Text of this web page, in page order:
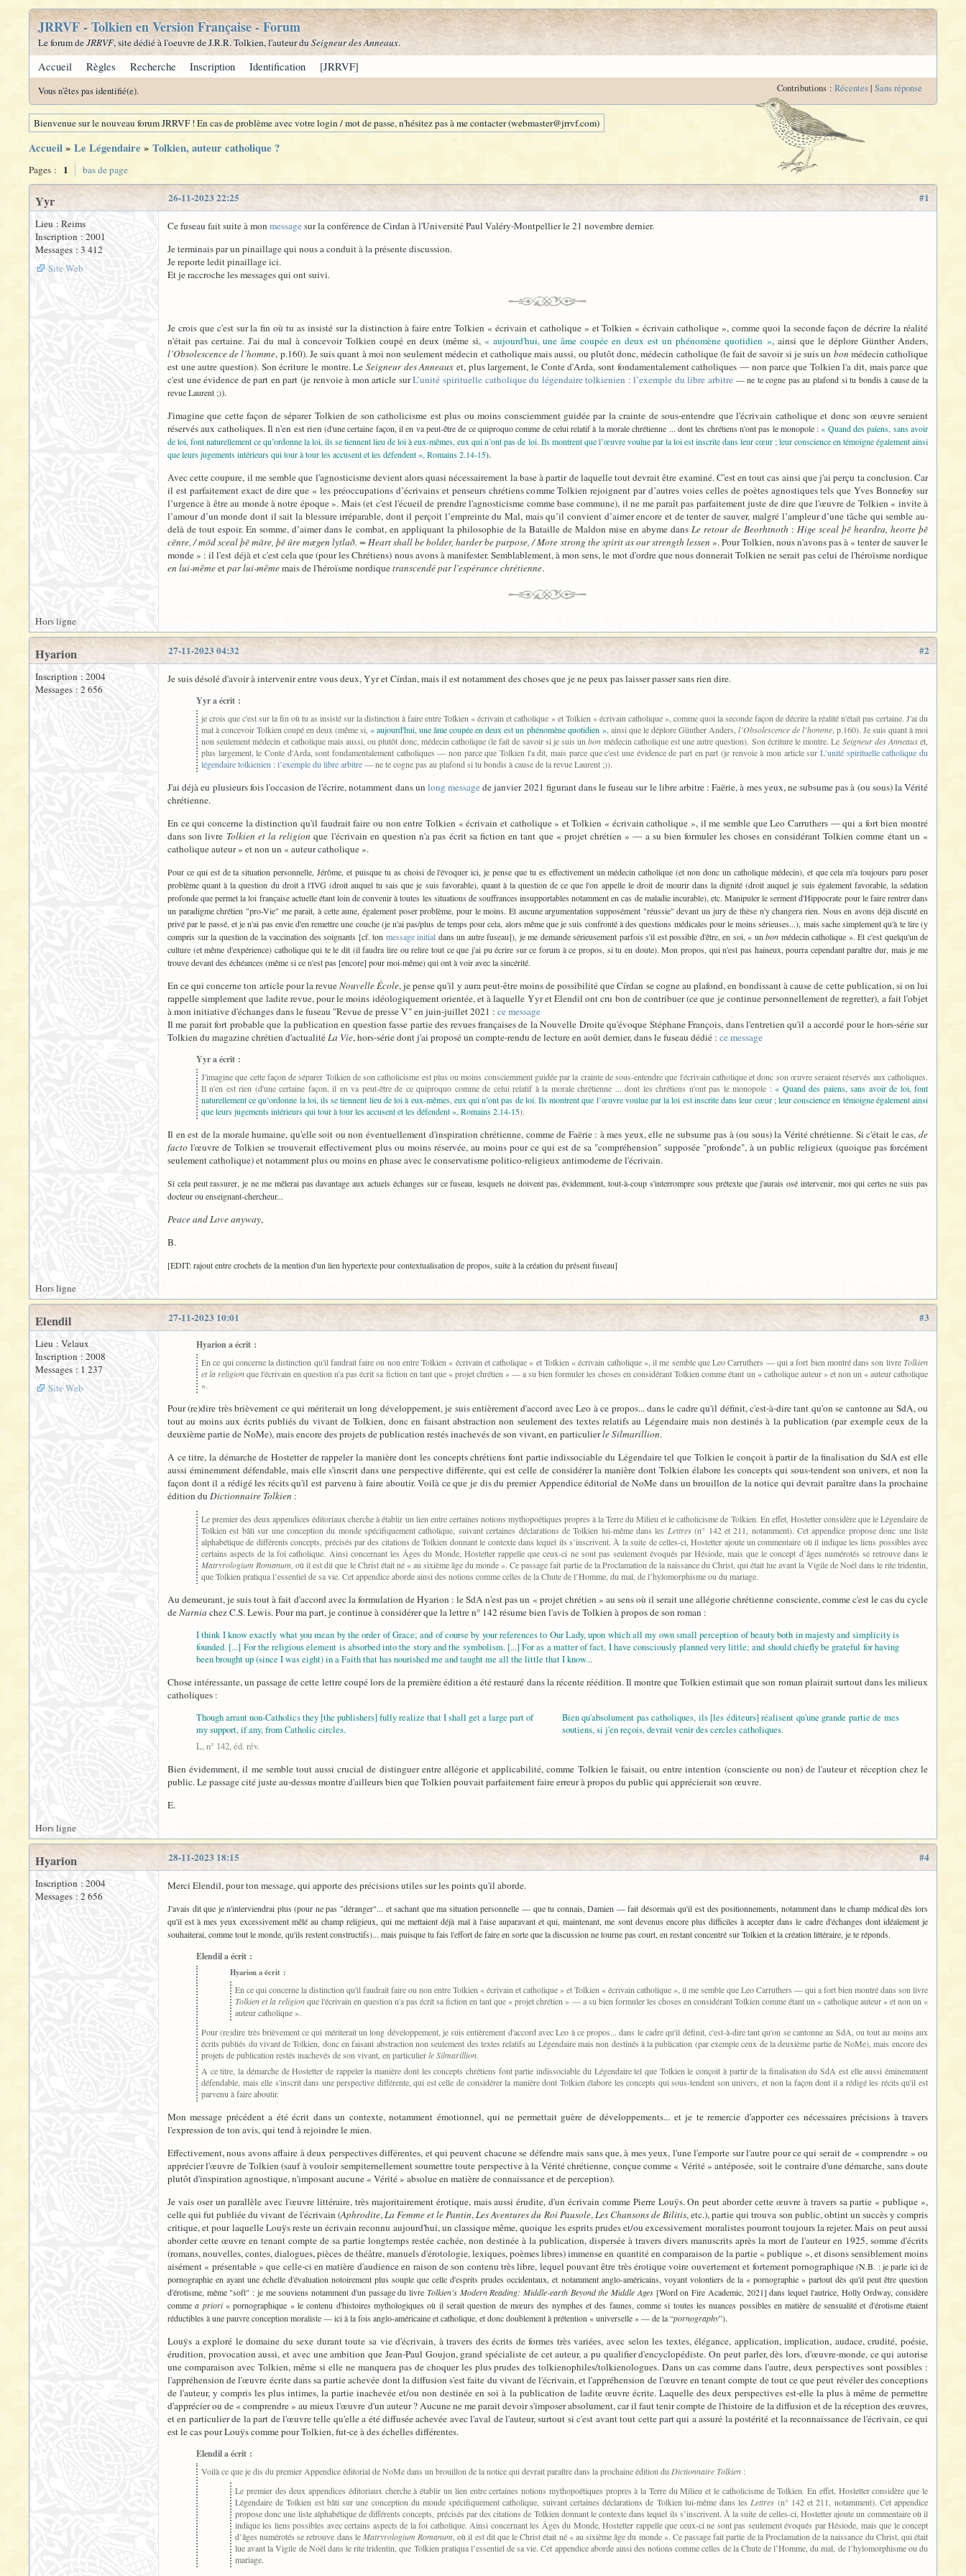
JRRVF - Tolkien en Version Française - Forum
Le forum deJRRVF, site dédié à l'oeuvre de J.R.R. Tolkien, l'auteur du Seigneur des Anneaux.
Accueil Règles Recherche Inscription Identification [JRRVF]
Vous n'êtes pas identifié(e). Contributions : Récentes| Sans réponse
Bienvenue sur le nouveau forum JRRVF ! En cas de problème avec votre login / mot de passe, n'hésitez pas à me contacter (webmaster@jrrvf.com)
Accueil» Le Légendaire » Tolkien, auteur catholique ?
Pages : 1 bas de page
#1
26-11-2023 22:25
Yyr
Lieu : Reims
Inscription : 2001
Messages : 3 412
Site Web
Ce fuseau fait suite à monmessagesur la conférence de Cirdan à l'Université Paul Valéry-Montpellier le 21 novembre dernier.
Je terminais par un pinaillage qui nous a conduit à la présente discussion.
Je reporte ledit pinaillage ici.
Et je raccroche les messages qui ont suivi.
Je crois que c'est sur la fin où tu as insisté sur la distinction à faire entre Tolkien « écrivain et catholique » et Tolkien « écrivain catholique », comme quoi la seconde façon de décrire la réalité
n'était pas certaine. J'ai du mal à concevoir Tolkien coupé en deux (même si, « aujourd'hui, une âme coupée en deux est un phénomène quotidien », ainsi que le déplore Günther Anders,
l’Obsolescence de l’homme, p.160). Je suis quant à moi non seulement médecin et catholique mais aussi, ou plutôt donc, médecin catholique (le fait de savoir si je suis un bon médecin catholique
est une autre question). Son écriture le montre. Le Seigneur des Anneaux et, plus largement, le Conte d'Arda, sont fondamentalement catholiques — non parce que Tolkien l'a dit, mais parce que
c'est une évidence de part en part (je renvoie à mon article surL’unité spirituelle catholique du légendaire tolkienien : l’exemple du libre arbitre — ne te cogne pas au plafond si tu bondis à cause de la
revue Laurent ;)).
J'imagine que cette façon de séparer Tolkien de son catholicisme est plus ou moins consciemment guidée par la crainte de sous-entendre que l'écrivain catholique et donc son œuvre seraient
réservés aux catholiques. Il n'en est rien(d'une certaine façon, il en va peut-être de ce quiproquo comme de celui relatif à la morale chrétienne ... dont les chrétiens n'ont pas le monopole :« Quand des païens, sans avoir
de loi, font naturellement ce qu’ordonne la loi, ils se tiennent lieu de loi à eux-mêmes, eux qui n’ont pas de loi. Ils montrent que l’œuvre voulue par la loi est inscrite dans leur cœur ; leur conscience en témoigne également ainsi
que leurs jugements intérieurs qui tour à tour les accusent et les défendent », Romains 2.14-15).
Avec cette coupure, il me semble que l'agnosticisme devient alors quasi nécessairement la base à partir de laquelle tout devrait être examiné. C'est en tout cas ainsi que j'ai perçu ta conclusion. Car
il est parfaitement exact de dire que « les préoccupations d’écrivains et penseurs chrétiens comme Tolkien rejoignent par d’autres voies celles de poètes agnostiques tels que Yves Bonnefoy sur
l’urgence à être au monde à notre époque ». Mais (et c'est l'écueil de prendre l'agnosticisme comme base commune), il ne me paraît pas parfaitement juste de dire que l'œuvre de Tolkien « invite à
l’amour d’un monde dont il sait la blessure irréparable, dont il perçoit l’empreinte du Mal, mais qu’il convient d’aimer encore et de tenter de sauver, malgré l’ampleur d’une tâche qui semble au-
delà de tout espoir. En somme, d’aimer dans le combat, en appliquant la philosophie de la Bataille de Maldon mise en abyme dansLe retour de Beorhtnoth : Hige sceal þē heardra, heorte þē
cēnre, / mōd sceal þē māre, þē ūre mægen lytlað. = Heart shall be bolder, harder be purpose, / More strong the spirit as our strength lessen ». Pour Tolkien, nous n'avons pas à « tenter de sauver le
monde » : il l'est déjà et c'est cela que (pour les Chrétiens) nous avons à manifester. Semblablement, à mon sens, le mot d'ordre que nous donnerait Tolkien ne serait pas celui de l'héroïsme nordique
en lui-mêmeetpar lui-mêmemais de l'héroïsme nordiquetranscendé par l'espérance chrétienne.
Hors ligne
#2
27-11-2023 04:32
Hyarion
Inscription : 2004
Messages : 2 656
Je suis désolé d'avoir à intervenir entre vous deux, Yyr et Círdan, mais il est notamment des choses que je ne peux pas laisser passer sans rien dire.
Yyr a écrit :
je crois que c'est sur la fin où tu as insisté sur la distinction à faire entre Tolkien « écrivain et catholique » et Tolkien « écrivain catholique », comme quoi la seconde façon de décrire la réalité n'était pas certaine. J'ai du
mal à concevoir Tolkien coupé en deux (même si,« aujourd'hui, une âme coupée en deux est un phénomène quotidien », ainsi que le déplore Günther Anders, l’Obsolescence de l’homme, p.160). Je suis quant à moi
non seulement médecin et catholique mais aussi, ou plutôt donc, médecin catholique (le fait de savoir si je suis unbon médecin catholique est une autre question). Son écriture le montre. Le Seigneur des Anneauxet,
plus largement, le Conte d'Arda, sont fondamentalement catholiques — non parce que Tolkien l'a dit, mais parce que c'est une évidence de part en part (je renvoie à mon article sur L’unité spirituelle catholique du
légendaire tolkienien : l’exemple du libre arbitre— ne te cogne pas au plafond si tu bondis à cause de la revue Laurent ;)).
J'ai déjà eu plusieurs fois l'occasion de l'écrire, notamment dans unlong messagede janvier 2021 figurant dans le fuseau sur le libre arbitre : Faërie, à mes yeux, ne subsume pas à (ou sous) la Vérité
chrétienne.
En ce qui concerne la distinction qu'il faudrait faire ou non entre Tolkien « écrivain et catholique » et Tolkien « écrivain catholique », il me semble que Leo Carruthers — qui a fort bien montré
dans son livre Tolkien et la religion que l'écrivain en question n'a pas écrit sa fiction en tant que « projet chrétien » — a su bien formuler les choses en considérant Tolkien comme étant un «
catholique auteur » et non un « auteur catholique ».
Pour ce qui est de ta situation personnelle, Jérôme, et puisque tu as choisi de l'évoquer ici, je pense que tu es effectivement un médecin catholique (et non donc un catholique médecin), et que cela m'a toujours paru poser
problème quant à la question du droit à l'IVG (droit auquel tu sais que je suis favorable), quant à la question de ce que l'on appelle le droit de mourir dans la dignité (droit auquel je suis également favorable, la sédation
profonde que permet la loi française actuelle étant loin de convenir à toutes les situations de souffrances insupportables notamment en cas de maladie incurable), etc. Manipuler le serment d'Hippocrate pour le faire rentrer dans
un paradigme chrétien "pro-Vie" me parait, à cette aune, également poser problème, pour le moins. Et aucune argumentation supposément "réussie" devant un jury de thèse n'y changera rien. Nous en avons déjà discuté en
privé par le passé, et je n'ai pas envie d'en remettre une couche (je n'ai pas/plus de temps pour cela, alors même que je suis confronté à des questions médicales pour le moins sérieuses...), mais sache simplement qu'à te lire (y
compris sur la question de la vaccination des soignants [cf. ton message initial dans un autre fuseau]), je me demande sérieusement parfois s'il est possible d'être, en soi, « unbon médecin catholique ». Et c'est quelqu'un de
culture (et même d'expérience) catholique qui te le dit (il faudra lire ou relire tout ce que j'ai pu écrire sur ce forum à ce propos, si tu en doute). Mon propos, qui n'est pas haineux, pourra cependant paraître dur, mais je me
trouve devant des échéances (même si ce n'est pas [encore] pour moi-même) qui ont à voir avec la sincérité.
En ce qui concerne ton article pour la revueNouvelle École, je pense qu'il y aura peut-être moins de possibilité que Círdan se cogne au plafond, en bondissant à cause de cette publication, si on lui
rappelle simplement que ladite revue, pour le moins idéologiquement orientée, et à laquelle Yyr et Elendil ont cru bon de contribuer (ce que je continue personnellement de regretter), a fait l'objet
à mon initiative d'échanges dans le fuseau "Revue de presse V" en juin-juillet 2021 : ce message
Il me parait fort probable que la publication en question fasse partie des revues françaises de la Nouvelle Droite qu'évoque Stéphane François, dans l'entretien qu'il a accordé pour le hors-série sur
Tolkien du magazine chrétien d'actualitéLa Vie, hors-série dont j'ai proposé un compte-rendu de lecture en août dernier, dans le fuseau dédié : ce message
Yyr a écrit :
J'imagine que cette façon de séparer Tolkien de son catholicisme est plus ou moins consciemment guidée par la crainte de sous-entendre que l'écrivain catholique et donc son œuvre seraient réservés aux catholiques.
Il n'en est rien (d'une certaine façon, il en va peut-être de ce quiproquo comme de celui relatif à la morale chrétienne ... dont les chrétiens n'ont pas le monopole :« Quand des païens, sans avoir de loi, font
naturellement ce qu’ordonne la loi, ils se tiennent lieu de loi à eux-mêmes, eux qui n’ont pas de loi. Ils montrent que l’œuvre voulue par la loi est inscrite dans leur cœur ; leur conscience en témoigne également ainsi
que leurs jugements intérieurs qui tour à tour les accusent et les défendent », Romains 2.14-15).
Il en est de la morale humaine, qu'elle soit ou non éventuellement d'inspiration chrétienne, comme de Faërie : à mes yeux, elle ne subsume pas à (ou sous) la Vérité chrétienne. Si c'était le cas, de
facto l'œuvre de Tolkien se trouverait effectivement plus ou moins réservée, au moins pour ce qui est de sa "compréhension" supposée "profonde", à un public religieux (quoique pas forcément
seulement catholique) et notamment plus ou moins en phase avec le conservatisme politico-religieux antimoderne de l'écrivain.
Si cela peut rassurer, je ne me mêlerai pas davantage aux actuels échanges sur ce fuseau, lesquels ne doivent pas, évidemment, tout-à-coup s'interrompre sous prétexte que j'aurais osé intervenir, moi qui certes ne suis pas
docteur ou enseignant-chercheur...
Peace and Love anyway,
B.
[EDIT: rajout entre crochets de la mention d'un lien hypertexte pour contextualisation de propos, suite à la création du présent fuseau]
Hors ligne
#3
27-11-2023 10:01
Elendil
Lieu : Velaux
Inscription : 2008
Messages : 1 237
Site Web
Hyarion a écrit :
En ce qui concerne la distinction qu'il faudrait faire ou non entre Tolkien « écrivain et catholique » et Tolkien « écrivain catholique », il me semble que Leo Carruthers — qui a fort bien montré dans son livreTolkien
et la religionque l'écrivain en question n'a pas écrit sa fiction en tant que « projet chrétien » — a su bien formuler les choses en considérant Tolkien comme étant un « catholique auteur » et non un « auteur catholique
».
Pour (re)dire très brièvement ce qui mériterait un long développement, je suis entièrement d'accord avec Leo à ce propos... dans le cadre qu'il définit, c'est-à-dire tant qu'on se cantonne au SdA, ou
tout au moins aux écrits publiés du vivant de Tolkien, donc en faisant abstraction non seulement des textes relatifs au Légendaire mais non destinés à la publication (par exemple ceux de la
deuxième partie de NoMe), mais encore des projets de publication restés inachevés de son vivant, en particulierle Silmarillion.
A ce titre, la démarche de Hostetter de rappeler la manière dont les concepts chrétiens font partie indissociable du Légendaire tel que Tolkien le conçoit à partir de la finalisation du SdA est elle
aussi éminemment défendable, mais elle s'inscrit dans une perspective différente, qui est celle de considérer la manière dont Tolkien élabore les concepts qui sous-tendent son univers, et non la
façon dont il a rédigé les récits qu'il est parvenu à faire aboutir. Voilà ce que je dis du premier Appendice éditorial de NoMe dans un brouillon de la notice qui devrait paraître dans la prochaine
édition du Dictionnaire Tolkien :
Le premier des deux appendices éditoriaux cherche à établir un lien entre certaines notions mythopoétiques propres à la Terre du Milieu et le catholicisme de Tolkien. En effet, Hostetter considère que le Légendaire de
Tolkien est bâti sur une conception du monde spécifiquement catholique, suivant certaines déclarations de Tolkien lui-même dans les Lettres(n° 142 et 211, notamment). Cet appendice propose donc une liste
alphabétique de différents concepts, précisés par des citations de Tolkien donnant le contexte dans lequel ils s’inscrivent. À la suite de celles-ci, Hostetter ajoute un commentaire où il indique les liens possibles avec
certains aspects de la foi catholique. Ainsi concernant les Âges du Monde, Hostetter rappelle que ceux-ci ne sont pas seulement évoqués par Hésiode, mais que le concept d’âges numérotés se retrouve dans le
Matryrologium Romanum , où il est dit que le Christ était né « au sixième âge du monde ». Ce passage fait partie de la Proclamation de la naissance du Christ, qui était lue avant la Vigile de Noël dans le rite tridentin,
que Tolkien pratiqua l’essentiel de sa vie. Cet appendice aborde ainsi des notions comme celles de la Chute de l’Homme, du mal, de l’hylomorphisme ou du mariage.
Au demeurant, je suis tout à fait d'accord avec la formulation de Hyarion : le SdA n'est pas un « projet chrétien » au sens où il serait une allégorie chrétienne consciente, comme c'est le cas du cycle
deNarnia chez C.S. Lewis. Pour ma part, je continue à considérer que la lettre n° 142 résume bien l'avis de Tolkien à propos de son roman :
I think I know exactly what you mean by the order of Grace; and of course by your references to Our Lady, upon which all my own small perception of beauty both in majesty and simplicity is
founded. [...] For the religious element is absorbed into the story and the symbolism. [...] For as a matter of fact, I have consciously planned very little; and should chiefly be grateful for having
been brought up (since I was eight) in a Faith that has nourished me and taught me all the little that I know...
Chose intéressante, un passage de cette lettre coupé lors de la première édition a été restauré dans la récente réédition. Il montre que Tolkien estimait que son roman plairait surtout dans les milieux
catholiques :
Though arrant non-Catholics they [the publishers] fully realize that I shall get a large part of
my support, if any, from Catholic circles.
Bien qu'absolument pas catholiques, ils [les éditeurs] réalisent qu'une grande partie de mes
soutiens, si j'en reçois, devrait venir des cercles catholiques.
L, n° 142, éd. rév.
Bien évidemment, il me semble tout aussi crucial de distinguer entre allégorie et applicabilité, comme Tolkien le faisait, ou entre intention (consciente ou non) de l'auteur et réception chez le
public. Le passage cité juste au-dessus montre d'ailleurs bien que Tolkien pouvait parfaitement faire erreur à propos du public qui apprécierait son œuvre.
E.
Hors ligne
#4
28-11-2023 18:15
Hyarion
Inscription : 2004
Messages : 2 656
Merci Elendil, pour ton message, qui apporte des précisions utiles sur les points qu'il aborde.
J'avais dit que je n'interviendrai plus (pour ne pas "déranger"... et sachant que ma situation personnelle — que tu connais, Damien — fait désormais qu'il est des positionnements, notamment dans le champ médical dès lors
qu'il est à mes yeux excessivement mêlé au champ religieux, qui me mettaient déjà mal à l'aise auparavant et qui, maintenant, me sont devenus encore plus difficiles à accepter dans le cadre d'échanges dont idéalement je
souhaiterai, comme tout le monde, qu'ils restent constructifs)... mais puisque tu fais l'effort de faire en sorte que la discussion ne tourne pas court, en restant concentré sur Tolkien et la création littéraire, je te réponds.
Elendil a écrit :
Hyarion a écrit :
En ce qui concerne la distinction qu'il faudrait faire ou non entre Tolkien « écrivain et catholique » et Tolkien « écrivain catholique », il me semble que Leo Carruthers — qui a fort bien montré dans son livre
Tolkien et la religionque l'écrivain en question n'a pas écrit sa fiction en tant que « projet chrétien » — a su bien formuler les choses en considérant Tolkien comme étant un « catholique auteur » et non un «
auteur catholique ».
Pour (re)dire très brièvement ce qui mériterait un long développement, je suis entièrement d'accord avec Leo à ce propos... dans le cadre qu'il définit, c'est-à-dire tant qu'on se cantonne au SdA, ou tout au moins aux
écrits publiés du vivant de Tolkien, donc en faisant abstraction non seulement des textes relatifs au Légendaire mais non destinés à la publication (par exemple ceux de la deuxième partie de NoMe), mais encore des
projets de publication restés inachevés de son vivant, en particulierle Silmarillion.
A ce titre, la démarche de Hostetter de rappeler la manière dont les concepts chrétiens font partie indissociable du Légendaire tel que Tolkien le conçoit à partir de la finalisation du SdA est elle aussi éminemment
défendable, mais elle s'inscrit dans une perspective différente, qui est celle de considérer la manière dont Tolkien élabore les concepts qui sous-tendent son univers, et non la façon dont il a rédigé les récits qu'il est
parvenu à faire aboutir.
Mon message précédent a été écrit dans un contexte, notamment émotionnel, qui ne permettait guère de développements... et je te remercie d'apporter ces nécessaires précisions à travers
l'expression de ton avis, qui tend à rejoindre le mien.
Effectivement, nous avons affaire à deux perspectives différentes, et qui peuvent chacune se défendre mais sans que, à mes yeux, l'une l'emporte sur l'autre pour ce qui serait de « comprendre » ou
apprécier l'œuvre de Tolkien (sauf à vouloir sempiternellement soumettre toute perspective à la Vérité chrétienne, conçue comme « Vérité » antéposée, soit le contraire d'une démarche, sans doute
plutôt d'inspiration agnostique, n'imposant aucune « Vérité » absolue en matière de connaissance et de perception).
Je vais oser un parallèle avec l'œuvre littéraire, très majoritairement érotique, mais aussi érudite, d'un écrivain comme Pierre Louÿs. On peut aborder cette œuvre à travers sa partie « publique »,
celle qui fut publiée du vivant de l'écrivain (Aphrodite,La Femme et le Pantin,Les Aventures du Roi Pausole,Les Chansons de Bilitis, etc.), partie qui trouva son public, obtint un succès y compris
critique, et pour laquelle Louÿs reste un écrivain reconnu aujourd'hui, un classique même, quoique les esprits prudes et/ou excessivement moralistes pourront toujours la rejeter. Mais on peut aussi
aborder cette œuvre en tenant compte de sa partie longtemps restée cachée, non destinée à la publication, dispersée à travers divers manuscrits après la mort de l'auteur en 1925, somme d'écrits
(romans, nouvelles, contes, dialogues, pièces de théâtre, manuels d'érotologie, lexiques, poèmes libres) immense en quantité en comparaison de la partie « publique », et disons sensiblement moins
aisément « présentable » que celle-ci en matière d'audience en raison de son contenu très libre, lequel pouvant être très érotique voire ouvertement et fortement pornographique(N.B. : je parle ici de
pornographie en ayant une échelle d'évaluation notoirement plus souple que celle d'esprits prudes occidentaux, et notamment anglo-américains, voyant volontiers de la « pornographie » partout dès qu'il peut être question
d'érotisme, même "soft" : je me souviens notamment d'un passage du livre Tolkien's Modern Reading: Middle-earth Beyond the Middle Ages[Word on Fire Academic, 2021] dans lequel l'autrice, Holly Ordway, considère
commea priori« pornographique » le contenu d'histoires mythologiques où il serait question de mœurs des nymphes et des faunes, comme si toutes les nuances possibles en matière de sensualité et d'érotisme étaient
réductibles à une pauvre conception moraliste — ici à la fois anglo-américaine et catholique, et donc doublement à prétention « universelle » — de la “pornography”).
Louÿs a exploré le domaine du sexe durant toute sa vie d'écrivain, à travers des écrits de formes très variées, avec selon les textes, élégance, application, implication, audace, crudité, poésie,
érudition, provocation aussi, et avec une ambition que Jean-Paul Goujon, grand spécialiste de cet auteur, a pu qualifier d'encyclopédiste. On peut parler, dès lors, d'œuvre-monde, ce qui autorise
une comparaison avec Tolkien, même si elle ne manquera pas de choquer les plus prudes des tolkienophiles/tolkienologues. Dans un cas comme dans l'autre, deux perspectives sont possibles :
l'appréhension de l'œuvre écrite dans sa partie achevée dont la diffusion s'est faite du vivant de l'écrivain, et l'appréhension de l'œuvre en tenant compte de tout ce que peut révéler des conceptions
de l'auteur, y compris les plus intimes, la partie inachevée et/ou non destinée en soi à la publication de ladite œuvre écrite. Laquelle des deux perspectives est-elle la plus à même de permettre
d'apprécier ou de « comprendre » au mieux l'œuvre d'un auteur ? Aucune ne me parait devoir s'imposer absolument, car il faut tenir compte de l'histoire de la diffusion et de la réception des œuvres,
et en particulier de la part de l'œuvre telle qu'elle a été diffusée achevée avec l'aval de l'auteur, surtout si c'est avant tout cette part qui a assuré la postérité et la reconnaissance de l'écrivain, ce qui
est le cas pour Louÿs comme pour Tolkien, fut-ce à des échelles différentes.
Elendil a écrit :
Voilà ce que je dis du premier Appendice éditorial de NoMe dans un brouillon de la notice qui devrait paraître dans la prochaine édition du Dictionnaire Tolkien :
Le premier des deux appendices éditoriaux cherche à établir un lien entre certaines notions mythopoétiques propres à la Terre du Milieu et le catholicisme de Tolkien. En effet, Hostetter considère que le
Légendaire de Tolkien est bâti sur une conception du monde spécifiquement catholique, suivant certaines déclarations de Tolkien lui-même dans les Lettres (n° 142 et 211, notamment). Cet appendice
propose donc une liste alphabétique de différents concepts, précisés par des citations de Tolkien donnant le contexte dans lequel ils s’inscrivent. À la suite de celles-ci, Hostetter ajoute un commentaire où il
indique les liens possibles avec certains aspects de la foi catholique. Ainsi concernant les Âges du Monde, Hostetter rappelle que ceux-ci ne sont pas seulement évoqués par Hésiode, mais que le concept
d’âges numérotés se retrouve dans le Matryrologium Romanum , où il est dit que le Christ était né « au sixième âge du monde ». Ce passage fait partie de la Proclamation de la naissance du Christ, qui était
lue avant la Vigile de Noël dans le rite tridentin, que Tolkien pratiqua l’essentiel de sa vie. Cet appendice aborde ainsi des notions comme celles de la Chute de l’Homme, du mal, de l’hylomorphisme ou du
mariage.